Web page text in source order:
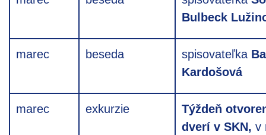
Bulbeck
marec beseda spisovateľka
Kardošová
marec exkurzie
Týždeň
dverí v SKN, v